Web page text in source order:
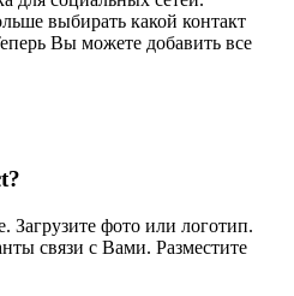
выбирать какой контакт
Вы можете добавить все
Загрузите фото или логотип.
связи с Вами. Разместите